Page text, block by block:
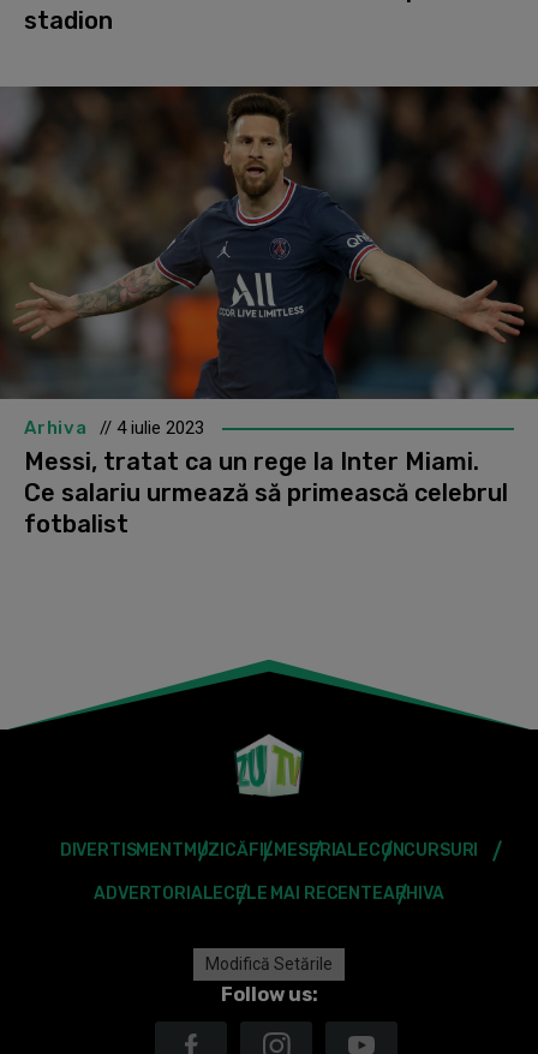
stadion
Arhiva // 4 iulie 2023
Messi, tratat ca un rege la Inter Miami.
Ce salariu urmează să primească celebrul
fotbalist
DIVERTISMENT MUZICĂFILMESERIALECONCURSURI
ADVERTORIALECELE MAI RECENTEARHIVA
Modifică Setările
Follow us: